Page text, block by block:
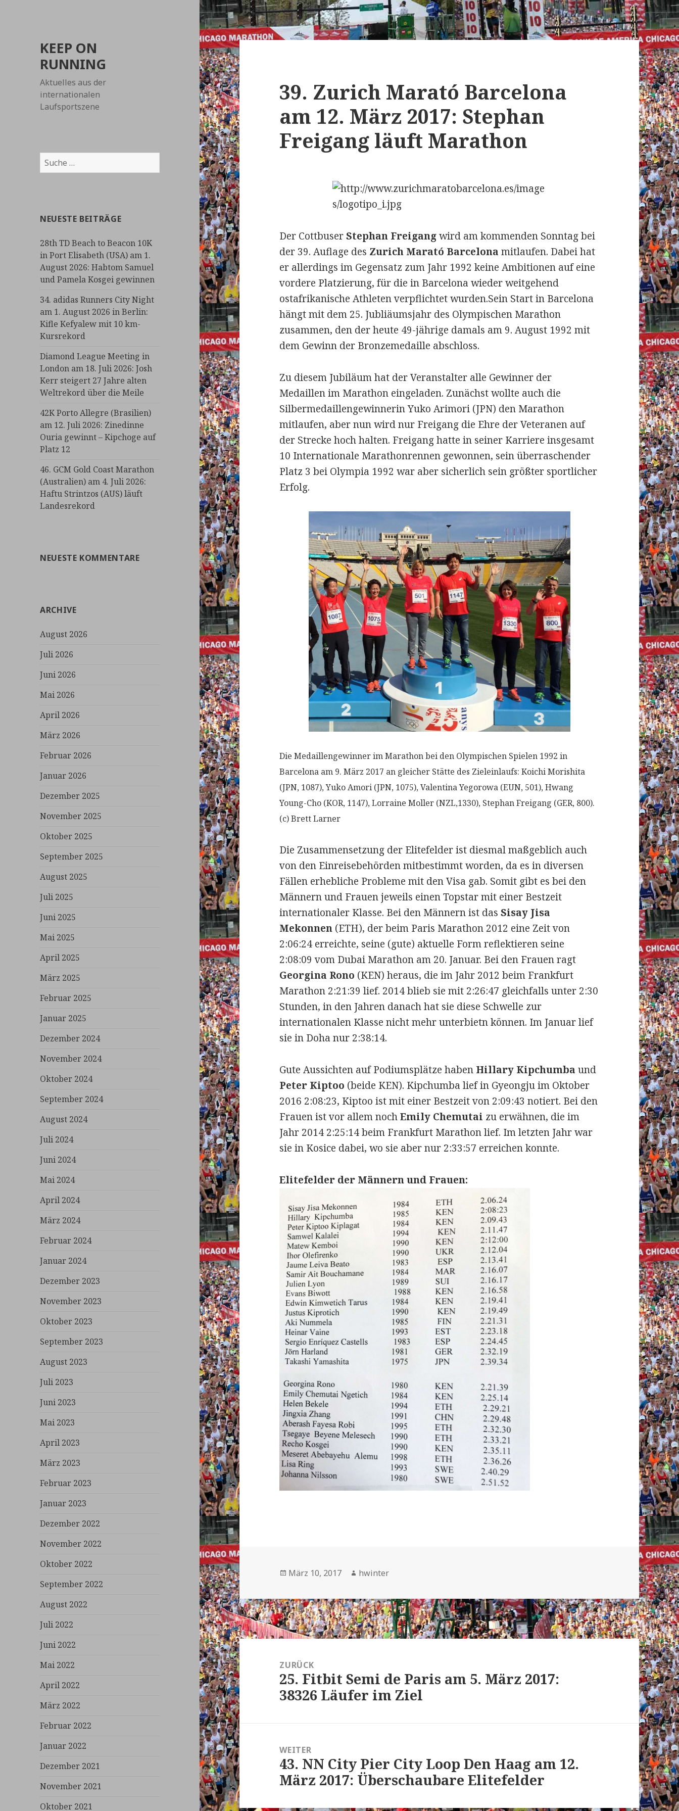
KEEP ON
RUNNING
Aktuelles aus der
internationalen
Laufsportszene
Suche
nach:
NEUESTE BEITRÄGE
28th TD Beach to Beacon 10K
in Port Elisabeth (USA) am 1.
August 2026: Habtom Samuel
und Pamela Kosgei gewinnen
34. adidas Runners City Night
am 1. August 2026 in Berlin:
Kifle Kefyalew mit 10 km-
Kursrekord
Diamond League Meeting in
London am 18. Juli 2026: Josh
Kerr steigert 27 Jahre alten
Weltrekord über die Meile
42K Porto Allegre (Brasilien)
am 12. Juli 2026: Zinedinne
Ouria gewinnt – Kipchoge auf
Platz 12
46. GCM Gold Coast Marathon
(Australien) am 4. Juli 2026:
Haftu Strintzos (AUS) läuft
Landesrekord
NEUESTE KOMMENTARE
ARCHIVE
August 2026
Juli 2026
Juni 2026
Mai 2026
April 2026
März 2026
Februar 2026
Januar 2026
Dezember 2025
November 2025
Oktober 2025
September 2025
August 2025
Juli 2025
Juni 2025
Mai 2025
April 2025
März 2025
Februar 2025
Januar 2025
Dezember 2024
November 2024
Oktober 2024
September 2024
August 2024
Juli 2024
Juni 2024
Mai 2024
April 2024
März 2024
Februar 2024
Januar 2024
Dezember 2023
November 2023
Oktober 2023
September 2023
August 2023
Juli 2023
Juni 2023
Mai 2023
April 2023
März 2023
Februar 2023
Januar 2023
Dezember 2022
November 2022
Oktober 2022
September 2022
August 2022
Juli 2022
Juni 2022
Mai 2022
April 2022
März 2022
Februar 2022
Januar 2022
Dezember 2021
November 2021
Oktober 2021
39. Zurich Marató Barcelona
am 12. März 2017: Stephan
Freigang läuft Marathon
Der CottbuserStephan Freigangwird am kommenden Sonntag bei
der 39. Auflage des Zurich Marató Barcelona mitlaufen. Dabei hat
er allerdings im Gegensatz zum Jahr 1992 keine Ambitionen auf eine
vordere Platzierung, für die in Barcelona wieder weitgehend
ostafrikanische Athleten verpflichtet wurden.Sein Start in Barcelona
hängt mit dem 25. Jubliäumsjahr des Olympischen Marathon
zusammen, den der heute 49-jährige damals am 9. August 1992 mit
dem Gewinn der Bronzemedaille abschloss.
Zu diesem Jubiläum hat der Veranstalter alle Gewinner der
Medaillen im Marathon eingeladen. Zunächst wollte auch die
Silbermedaillengewinnerin Yuko Arimori (JPN) den Marathon
mitlaufen, aber nun wird nur Freigang die Ehre der Veteranen auf
der Strecke hoch halten. Freigang hatte in seiner Karriere insgesamt
10 Internationale Marathonrennen gewonnen, sein überraschender
Platz 3 bei Olympia 1992 war aber sicherlich sein größter sportlicher
Erfolg.
Die Medaillengewinner im Marathon bei den Olympischen Spielen 1992 in
Barcelona am 9. März 2017 an gleicher Stätte des Zieleinlaufs: Koichi Morishita
(JPN, 1087), Yuko Amori (JPN, 1075), Valentina Yegorowa (EUN, 501), Hwang
Young-Cho (KOR, 1147), Lorraine Moller (NZL,1330), Stephan Freigang (GER, 800).
(c) Brett Larner
Die Zusammensetzung der Elitefelder ist diesmal maßgeblich auch
von den Einreisebehörden mitbestimmt worden, da es in diversen
Fällen erhebliche Probleme mit den Visa gab. Somit gibt es bei den
Männern und Frauen jeweils einen Topstar mit einer Bestzeit
internationaler Klasse. Bei den Männern ist dasSisay Jisa
Mekonnen (ETH), der beim Paris Marathon 2012 eine Zeit von
2:06:24 erreichte, seine (gute) aktuelle Form reflektieren seine
2:08:09 vom Dubai Marathon am 20. Januar. Bei den Frauen ragt
Georgina Rono (KEN) heraus, die im Jahr 2012 beim Frankfurt
Marathon 2:21:39 lief. 2014 blieb sie mit 2:26:47 gleichfalls unter 2:30
Stunden, in den Jahren danach hat sie diese Schwelle zur
internationalen Klasse nicht mehr unterbietn können. Im Januar lief
sie in Doha nur 2:38:14.
Gute Aussichten auf Podiumsplätze haben Hillary Kipchumba und
Peter Kiptoo (beide KEN). Kipchumba lief in Gyeongju im Oktober
2016 2:08:23, Kiptoo ist mit einer Bestzeit von 2:09:43 notiert. Bei den
Frauen ist vor allem nochEmily Chemutai zu erwähnen, die im
Jahr 2014 2:25:14 beim Frankfurt Marathon lief. Im letzten Jahr war
sie in Kosice dabei, wo sie aber nur 2:33:57 erreichen konnte.
Elitefelder der Männern und Frauen:
Veröffentlicht
März 10, 2017 Autor
hwinter
Beitrags-
NavigationZURÜCK
Vorheriger
Beitrag:
25. Fitbit Semi de Paris am 5. März 2017:
38326 Läufer im Ziel
WEITER
Nächster
Beitrag:
43. NN City Pier City Loop Den Haag am 12.
März 2017: Überschaubare Elitefelder